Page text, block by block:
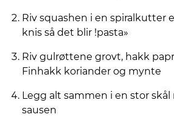
Riv squashen i en spiralkutter
knis så det blir !pasta»
Riv gulrøttene grovt, hakk
Finhakk koriander og mynte
Legg alt sammen i en stor skål
sausen